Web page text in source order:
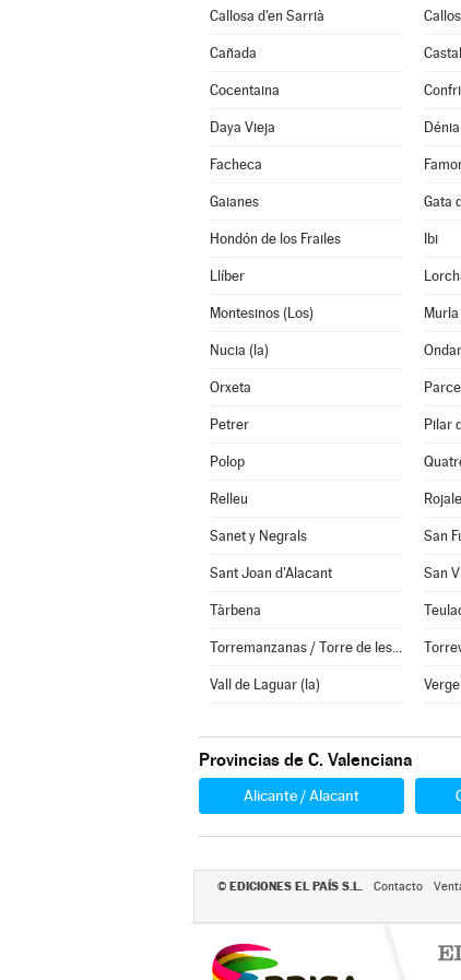
Callosa d'en Sarrià
Cañada
Cocentaina
Daya Vieja Dénia
Facheca
Gaianes Gata
Hondón de los Frailes Ibi
Llíber
Montesinos (Los) Murla
Nucia (la)
Orxeta
Petrer Pilar
Polop
Relleu
Sanet y Negrals San
Sant Joan d'Alacant
Tàrbena
Torremanzanas / Torre de les Maçanes (la)
Vall de Laguar (la)
Provincias de C. Valenciana
Alicante / Alacant
© EDICIONES EL PAÍS S.L. Contacto